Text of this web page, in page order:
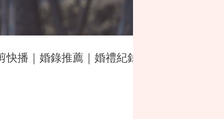
播｜婚錄推薦｜婚禮紀錄